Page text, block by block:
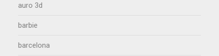
auro 3d
barbie
barcelona